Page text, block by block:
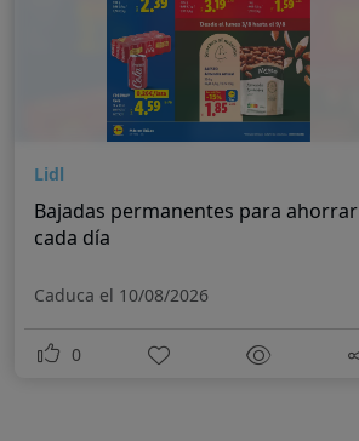
Lidl
Bajadas permanentes para ahorrar
cada día
Caduca el 10/08/2026
0